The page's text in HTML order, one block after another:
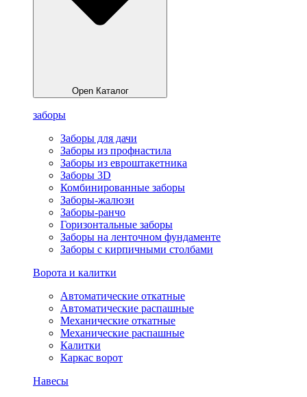
Open Каталог
заборы
Заборы для дачи
Заборы из профнастила
Заборы из евроштакетника
Заборы 3D
Комбинированные заборы
Заборы-жалюзи
Заборы-ранчо
Горизонтальные заборы
Заборы на ленточном фундаменте
Заборы с кирпичными столбами
Ворота и калитки
Автоматические откатные
Автоматические распашные
Механические откатные
Механические распашные
Калитки
Каркас ворот
Навесы